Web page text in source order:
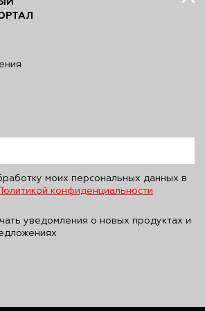
моих персональных данных в
Политикой конфиденциальности
уведомления о новых продуктах и